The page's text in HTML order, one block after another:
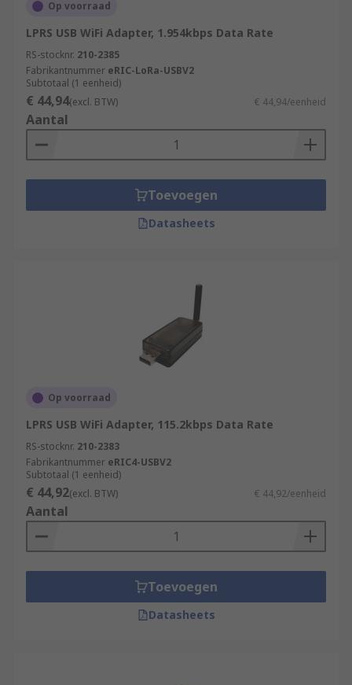
Op voorraad
LPRS USB WiFi Adapter, 1.954kbps Data Rate
RS-stocknr. 210-2385
Fabrikantnummer eRIC-LoRa-USBV2
Subtotaal (1 eenheid)
€ 44,94(excl. BTW) € 44,94/eenheid
Aantal
Toevoegen
Datasheets
Op voorraad
LPRS USB WiFi Adapter, 115.2kbps Data Rate
RS-stocknr. 210-2383
Fabrikantnummer eRIC4-USBV2
Subtotaal (1 eenheid)
€ 44,92(excl. BTW) € 44,92/eenheid
Aantal
Toevoegen
Datasheets